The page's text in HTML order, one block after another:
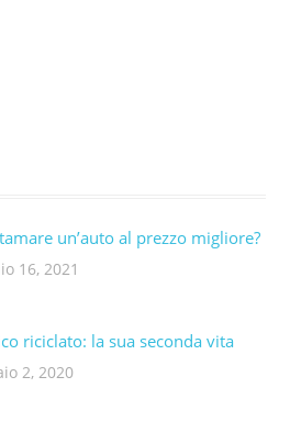
un’auto al prezzo migliore?
16, 2021
riciclato: la sua seconda vita​
2, 2020